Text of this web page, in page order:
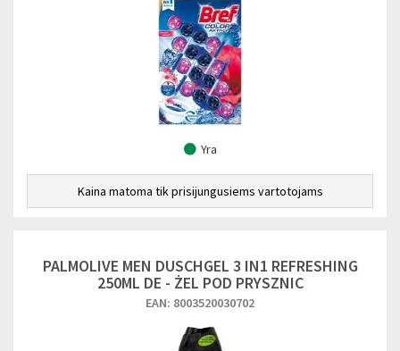
Yra
Kaina matoma tik prisijungusiems vartotojams
PALMOLIVE MEN DUSCHGEL 3 IN1 REFRESHING
250ML DE - ŻEL POD PRYSZNIC
EAN: 8003520030702